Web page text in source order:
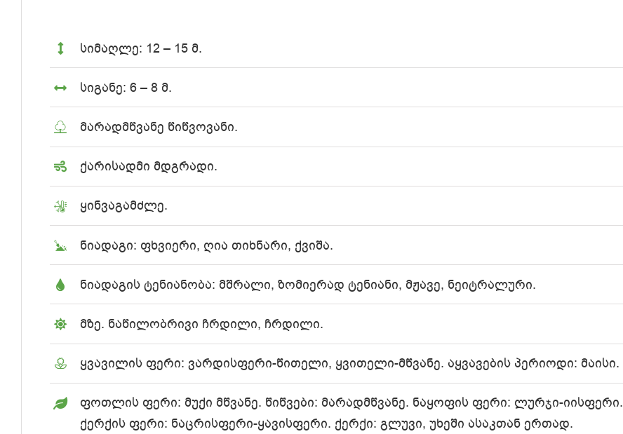
სიმაღლე: 12 – 15 მ.
სიგანე: 6 – 8 მ.
მარადმწვანე წიწვოვანი.
ქარისადმი მდგრადი.
ყინვაგამძლე.
ნიადაგი: ფხვიერი, ღია თიხნარი, ქვიშა.
ნიადაგის ტენიანობა: მშრალი, ზომიერად ტენიანი, მჟავე, ნეიტრალური.
მზე. ნაწილობრივი ჩრდილი, ჩრდილი.
ყვავილის ფერი: ვარდისფერი-წითელი, ყვითელი-მწვანე. აყვავების პერიოდი: მაისი.
ფოთლის ფერი: მუქი მწვანე. წიწვები: მარადმწვანე. ნაყოფის ფერი: ლურჯი-იისფერი.
ქერქის ფერი: ნაცრისფერი-ყავისფერი. ქერქი: გლუვი, უხეში ასაკთან ერთად.